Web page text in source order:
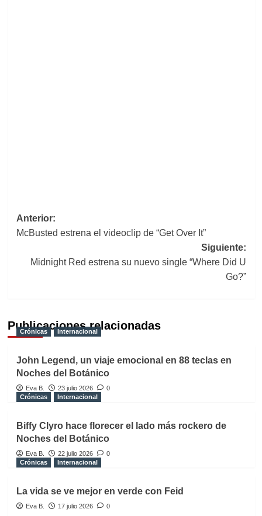
Navegación
de
entradas
Anterior:
McBusted estrena el videoclip de “Get Over It”
Siguiente:
Midnight Red estrena su nuevo single “Where Did U
Go?”
Publicaciones relacionadas
Crónicas Internacional
John Legend, un viaje emocional en 88 teclas en
Noches del Botánico
Eva B. 23 julio 2026
0
Crónicas
Internacional
Biffy Clyro hace florecer el lado más rockero de
Noches del Botánico
Eva B. 22 julio 2026
0
Crónicas
Internacional
La vida se ve mejor en verde con Feid
Eva B. 17 julio 2026 0